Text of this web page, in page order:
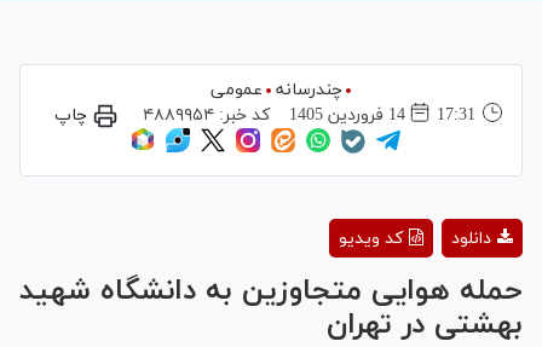
چندرسانه
عمومی
17:31
14 فروردين 1405 کد خبر: ۴۸۸۹۹۵۴ چاپ
Video
کد ویدیو دانلود
حمله هوایی متجاوزین به دانشگاه شهید
بهشتی در تهران